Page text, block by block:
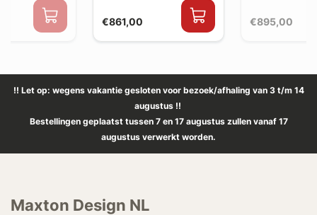
€861,00 €895,00
!! Let op: wegens vakantie gesloten voor bezoek/afhaling van 3 t/m 14
augustus !!
Bestellingen geplaatst tussen 7 en 17 augustus zullen vanaf 17
augustus verwerkt worden.
Maxton Design NL